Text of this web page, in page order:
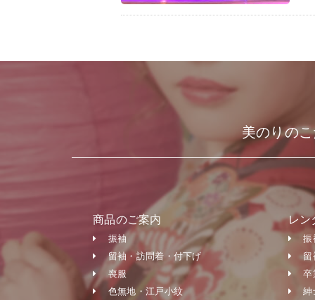
美のりの
商品のご案内
振袖
留袖・訪問着・付下げ
喪服
色無地・江戸小紋
レン
振
留
卒
紳